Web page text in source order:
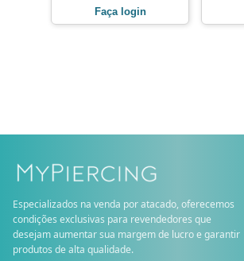
Faça login
Especializados na venda por atacado, oferecemos
condições exclusivas para revendedores que
desejam aumentar sua margem de lucro e garantir
produtos de alta qualidade.